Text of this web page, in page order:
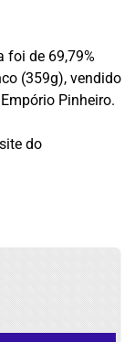
foi de 69,79%
(359g), vendido
Pinheiro.
do